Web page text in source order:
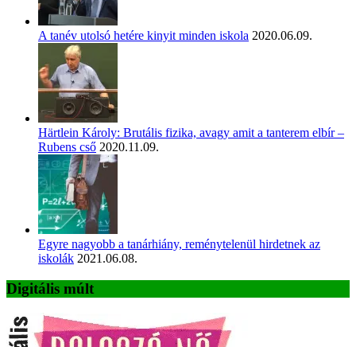
A tanév utolsó hetére kinyit minden iskola 2020.06.09.
Härtlein Károly: Brutális fizika, avagy amit a tanterem elbír –
Rubens cső 2020.11.09.
Egyre nagyobb a tanárhiány, reménytelenül hirdetnek az
iskolák 2021.06.08.
Digitális múlt